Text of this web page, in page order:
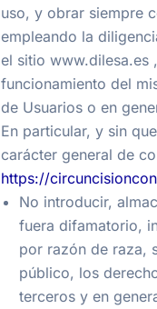
uso, y obrar siempre
empleando la
el sitio www.dilesa.es
funcionamiento del
de Usuarios o en
En particular, y sin
carácter general de
https://
No introducir,
fuera difamatorio,
por razón de raza,
público, los
terceros y en